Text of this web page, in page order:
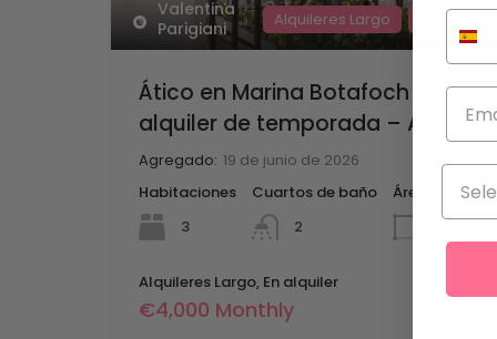
Valentina
Parigiani
Alquileres Largo En alquiler
Ático en Marina Botafoch en
alquiler de temporada – A331
Agregado: 19 de junio de 2026
Habitaciones
3
Cuartos de baño
2
Área
mq
Alquileres Largo, En alquiler
€4,000 Monthly